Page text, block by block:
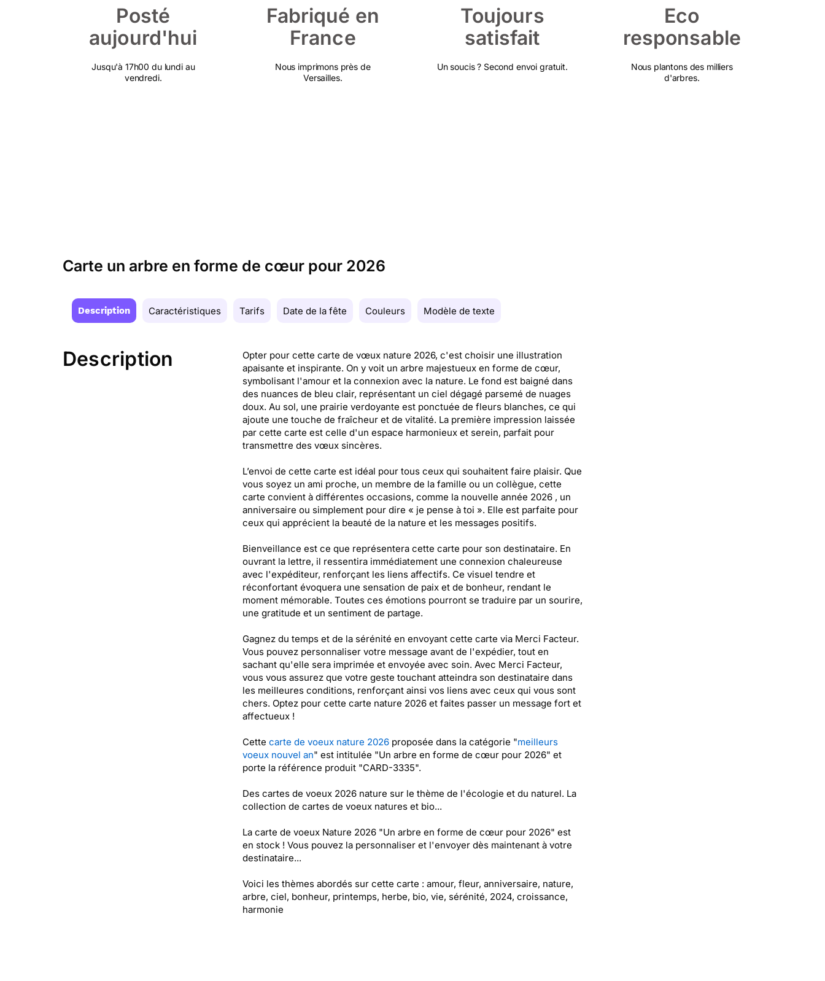
Posté
aujourd'hui
Jusqu'à 17h00 du lundi au
vendredi.
Fabriqué en
France
Nous imprimons près de
Versailles.
Toujours
satisfait
Un soucis ? Second envoi gratuit.
Eco
responsable
Nous plantons des milliers
d'arbres.
Carte un arbre en forme de cœur pour 2026
Description Caractéristiques Tarifs Date de la fête Couleurs Modèle de texte
Description
Opter pour cette carte de vœux nature 2026, c'est choisir une illustration
apaisante et inspirante. On y voit un arbre majestueux en forme de cœur,
symbolisant l'amour et la connexion avec la nature. Le fond est baigné dans
des nuances de bleu clair, représentant un ciel dégagé parsemé de nuages
doux. Au sol, une prairie verdoyante est ponctuée de fleurs blanches, ce qui
ajoute une touche de fraîcheur et de vitalité. La première impression laissée
par cette carte est celle d'un espace harmonieux et serein, parfait pour
transmettre des vœux sincères.
L’envoi de cette carte est idéal pour tous ceux qui souhaitent faire plaisir. Que
vous soyez un ami proche, un membre de la famille ou un collègue, cette
carte convient à différentes occasions, comme la nouvelle année 2026 , un
anniversaire ou simplement pour dire « je pense à toi ». Elle est parfaite pour
ceux qui apprécient la beauté de la nature et les messages positifs.
Bienveillance est ce que représentera cette carte pour son destinataire. En
ouvrant la lettre, il ressentira immédiatement une connexion chaleureuse
avec l'expéditeur, renforçant les liens affectifs. Ce visuel tendre et
réconfortant évoquera une sensation de paix et de bonheur, rendant le
moment mémorable. Toutes ces émotions pourront se traduire par un sourire,
une gratitude et un sentiment de partage.
Gagnez du temps et de la sérénité en envoyant cette carte via Merci Facteur.
Vous pouvez personnaliser votre message avant de l'expédier, tout en
sachant qu'elle sera imprimée et envoyée avec soin. Avec Merci Facteur,
vous vous assurez que votre geste touchant atteindra son destinataire dans
les meilleures conditions, renforçant ainsi vos liens avec ceux qui vous sont
chers. Optez pour cette carte nature 2026 et faites passer un message fort et
affectueux !
Cette carte de voeux nature 2026proposée dans la catégorie "meilleurs
voeux nouvel an" est intitulée "Un arbre en forme de cœur pour 2026" et
porte la référence produit "CARD-3335".
Des cartes de voeux 2026 nature sur le thème de l'écologie et du naturel. La
collection de cartes de voeux natures et bio...
La carte de voeux Nature 2026 "Un arbre en forme de cœur pour 2026" est
en stock ! Vous pouvez la personnaliser et l'envoyer dès maintenant à votre
destinataire...
Voici les thèmes abordés sur cette carte : amour, fleur, anniversaire, nature,
arbre, ciel, bonheur, printemps, herbe, bio, vie, sérénité, 2024, croissance,
harmonie